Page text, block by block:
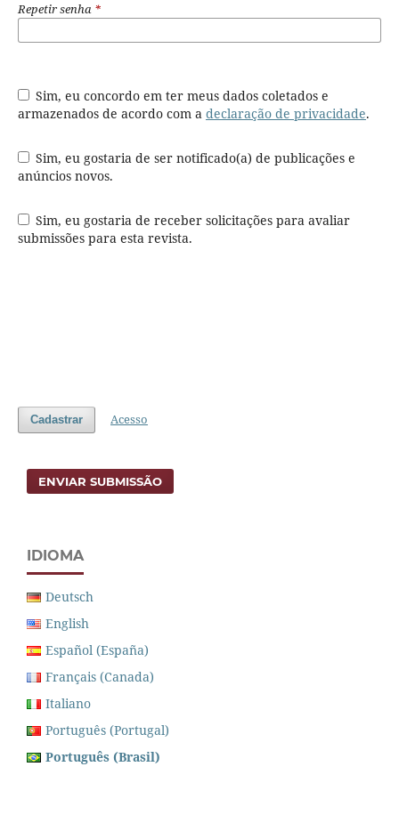
Repetir senha *
Sim, eu concordo em ter meus dados coletados e
armazenados de acordo com a declaração de privacidade.
Sim, eu gostaria de ser notificado(a) de publicações e
anúncios novos.
Sim, eu gostaria de receber solicitações para avaliar
submissões para esta revista.
Cadastrar Acesso
ENVIAR SUBMISSÃO
IDIOMA
Deutsch
English
Español (España)
Français (Canada)
Italiano
Português (Portugal)
Português (Brasil)